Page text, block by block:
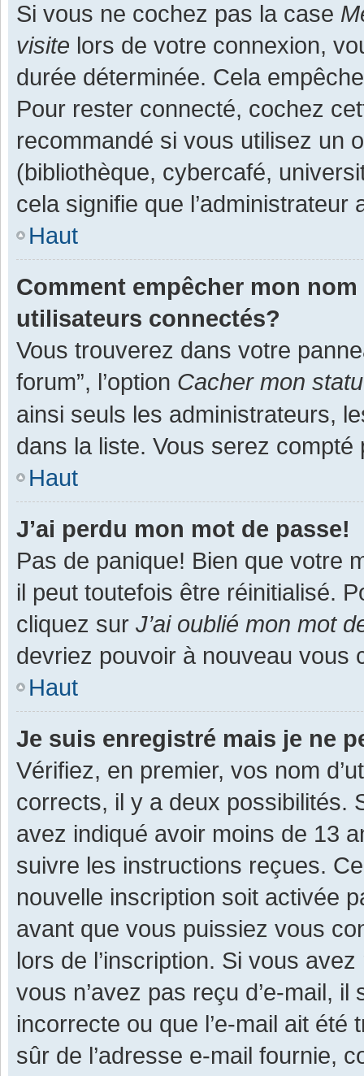
Si vous ne cochez pas la case
visite lors de votre connexion,
durée déterminée. Cela
Pour rester connecté, cochez
recommandé si vous utilisez un
(bibliothèque, cybercafé,
cela signifie que
Haut
Comment empêcher mon
utilisateurs connectés?
Vous trouverez dans votre
forum”, l’option Cacher mon
ainsi seuls les administrateurs,
dans la liste. Vous serez
Haut
J’ai perdu mon mot de passe!
Pas de panique! Bien que votre
il peut toutefois être réinitialisé.
cliquez sur J’ai oublié mon mot
devriez pouvoir à nouveau vous
Haut
Je suis enregistré mais je ne
Vérifiez, en premier, vos nom
corrects, il y a deux possibilités.
avez indiqué avoir moins de 13
suivre les instructions reçues.
nouvelle inscription soit activée
avant que vous puissiez vous
lors de l’inscription. Si vous
vous n’avez pas reçu d’e-mail,
incorrecte ou que l’e-mail ait
sûr de l’adresse e-mail fournie,